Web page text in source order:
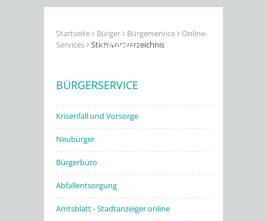
Erleben
Startseite Bürger Bürgerservice
Online-
Services
Stichwortverzeichnis
BÜRGERSERVICE
Krisenfall und Vorsorge
Neubürger
Bürgerbüro
Abfallentsorgung
Amtsblatt - Stadtanzeiger online